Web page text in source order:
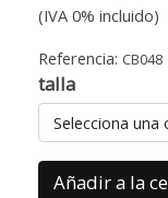
(IVA 0% incluido)
Referencia: CB048
talla
Selecciona una
Añadir a la